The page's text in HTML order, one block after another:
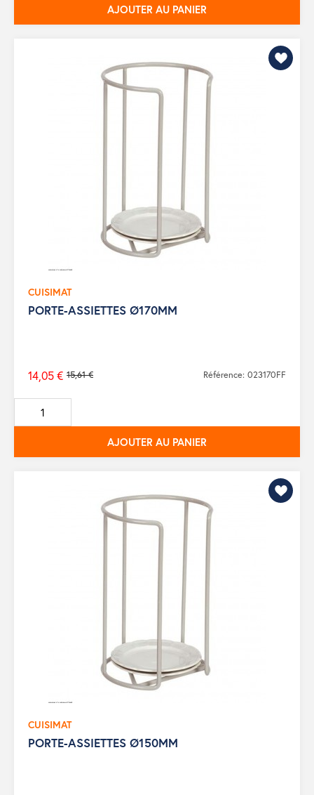
AJOUTER AU PANIER
CUISIMAT
PORTE-ASSIETTES Ø170MM
Prix
de
base
15,61 €
14,05 € Référence: 023170FF
AJOUTER AU PANIER
CUISIMAT
PORTE-ASSIETTES Ø150MM